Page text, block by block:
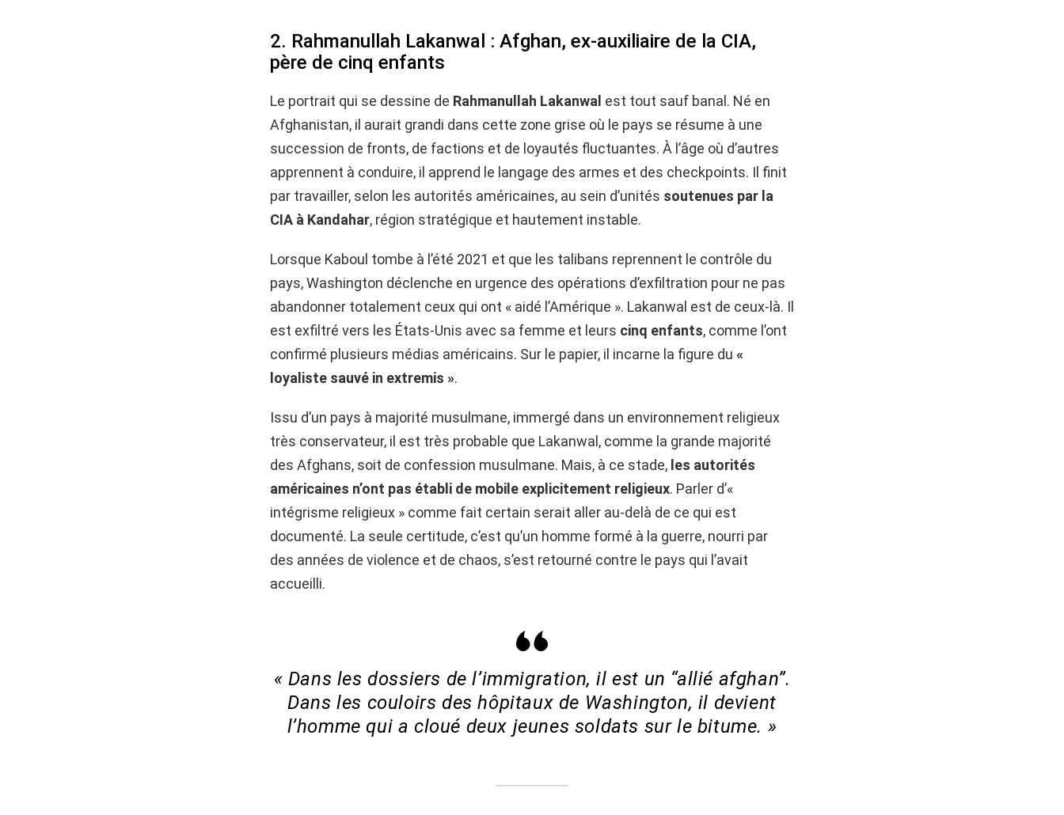
2. Rahmanullah Lakanwal : Afghan, ex-auxiliaire de la CIA,
père de cinq enfants
Le portrait qui se dessine de Rahmanullah Lakanwal est tout sauf banal. Né en
Afghanistan, il aurait grandi dans cette zone grise où le pays se résume à une
succession de fronts, de factions et de loyautés fluctuantes. À l’âge où d’autres
apprennent à conduire, il apprend le langage des armes et des checkpoints. Il finit
par travailler, selon les autorités américaines, au sein d’unités soutenues par la
CIA à Kandahar, région stratégique et hautement instable.
Lorsque Kaboul tombe à l’été 2021 et que les talibans reprennent le contrôle du
pays, Washington déclenche en urgence des opérations d’exfiltration pour ne pas
abandonner totalement ceux qui ont « aidé l’Amérique ». Lakanwal est de ceux-là. Il
est exfiltré vers les États-Unis avec sa femme et leurs cinq enfants, comme l’ont
confirmé plusieurs médias américains. Sur le papier, il incarne la figure du «
loyaliste sauvé in extremis ».
Issu d’un pays à majorité musulmane, immergé dans un environnement religieux
très conservateur, il est très probable que Lakanwal, comme la grande majorité
des Afghans, soit de confession musulmane. Mais, à ce stade, les autorités
américaines n’ont pas établi de mobile explicitement religieux. Parler d’«
intégrisme religieux » comme fait certain serait aller au-delà de ce qui est
documenté. La seule certitude, c’est qu’un homme formé à la guerre, nourri par
des années de violence et de chaos, s’est retourné contre le pays qui l’avait
accueilli.
« Dans les dossiers de l’immigration, il est un “allié afghan”.
Dans les couloirs des hôpitaux de Washington, il devient
l’homme qui a cloué deux jeunes soldats sur le bitume. »